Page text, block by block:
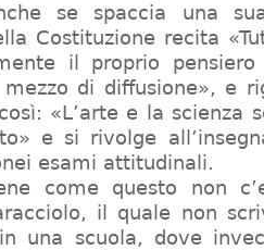
se spaccia una
Costituzione recita
il proprio
di diffusione», e
«L’arte e la scienza
e si rivolge
esami attitudinali.
come questo non
il quale non
una scuola, dove